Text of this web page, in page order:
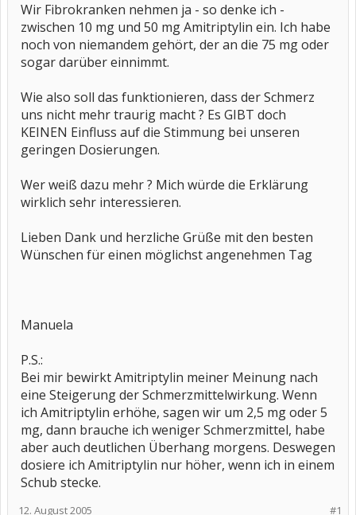
Wir Fibrokranken nehmen ja - so denke ich -
zwischen 10 mg und 50 mg Amitriptylin ein. Ich habe
noch von niemandem gehört, der an die 75 mg oder
sogar darüber einnimmt.
Wie also soll das funktionieren, dass der Schmerz
uns nicht mehr traurig macht ? Es GIBT doch
KEINEN Einfluss auf die Stimmung bei unseren
geringen Dosierungen.
Wer weiß dazu mehr ? Mich würde die Erklärung
wirklich sehr interessieren.
Lieben Dank und herzliche Grüße mit den besten
Wünschen für einen möglichst angenehmen Tag
Manuela
P.S.:
Bei mir bewirkt Amitriptylin meiner Meinung nach
eine Steigerung der Schmerzmittelwirkung. Wenn
ich Amitriptylin erhöhe, sagen wir um 2,5 mg oder 5
mg, dann brauche ich weniger Schmerzmittel, habe
aber auch deutlichen Überhang morgens. Deswegen
dosiere ich Amitriptylin nur höher, wenn ich in einem
Schub stecke.
#1
12. August 2005